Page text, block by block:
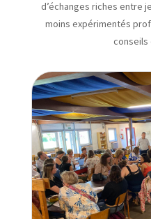
d’échanges riches entre
moins expérimentés
conseils